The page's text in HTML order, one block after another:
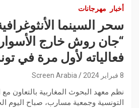
أخبار مهرجانات
سحر السينما
“جان روش خارج
فعالياته لأول مرة في
8 فبراير 2024 Screen Arabia
نظم معهد البحوث المغاربية بالتعاون مع